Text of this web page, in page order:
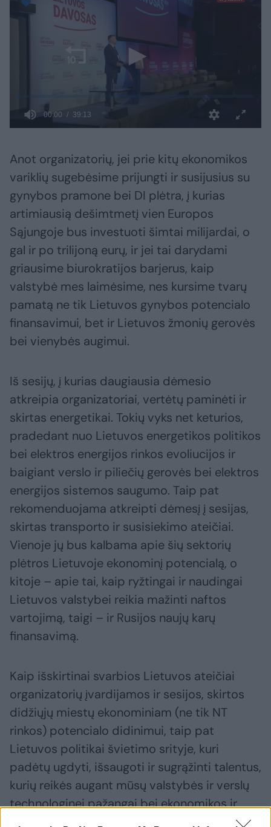
Anot organizatorių, jei prie kitų ekonomikos
variklių sugebėsime prijungti ir susijusius su
gynybos pramone bei DI plėtra, į kurias
artimiausią dešimtmetį vien Europos
Sąjungoje bus investuoti šimtai milijardai, o
gal ir po trilijoną eurų, ir jei tai darydami
griausime biurokratijos barjerus, kaip
valstybė mes laimėsime, nes kursime tvarų
pamatą ne tik Lietuvos gynybos potencialo
finansavimui, bet ir Lietuvos žmonių gerovės
bei vienybės augimui.
Iš sesijų, į kurias daugiausia dėmesio
atkreipia organizatoriai, vertėtų paminėti ir
skirtas energetikai. Tokių vyks net keturios,
pradedant nuo Lietuvos energetikos politikos
bei elektros energijos rinkos evoliucijos ir
baigiant verslo ir piliečių gerovės bei elektros
energijos sistemos saugumo. Taip pat
rekomenduojama atkreipti dėmesį į sesijas,
skirtas transporto ir susisiekimo ateičiai.
Vienoje jų bus kalbama apie šių sektorių
plėtros Lietuvoje ekonominį potencialą, o
kitoje – apie tai, kaip ryžtingai ir naudingai
Lietuvos valstybei reikia mažinti naftos
vartojimą, taigi – ir Rusijos naujų karų
finansavimą.
Kaip išskirtinai svarbios Lietuvos ateičiai
organizatorių įvardijamos ir sesijos, skirtos
didžiųjų miestų ekonominiam (ne tik NT
rinkos) potencialo didinimui, taip pat
Lietuvos politikai švietimo srityje, kuri
padėtų ugdyti, išsaugoti ir sugrąžinti talentus,
kurių reikės augant mūsų valstybės ir verslų
technologinei pažangai bei ekonomikos ir